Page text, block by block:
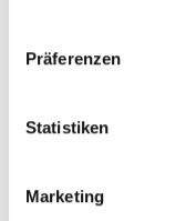
Präferenzen
Statistiken
Marketing